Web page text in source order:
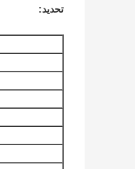
تحديد: